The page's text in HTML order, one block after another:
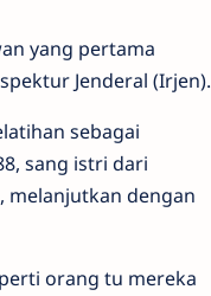
yang pertama
Jenderal (Irjen).
sebagai
sang istri dari
melanjutkan dengan
orang tu mereka